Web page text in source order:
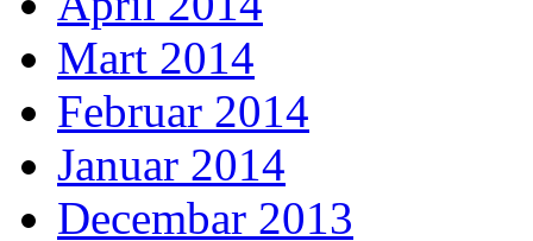
Mart 2014
Februar 2014
Januar 2014
Decembar 2013